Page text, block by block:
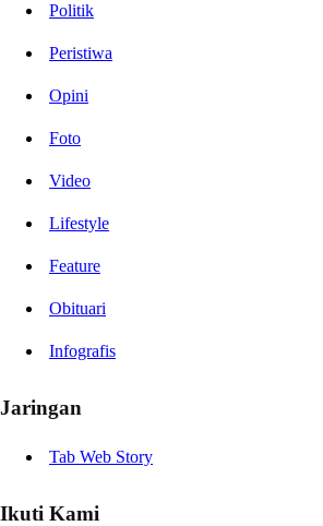
Politik
Peristiwa
Opini
Foto
Video
Lifestyle
Feature
Obituari
Infografis
Jaringan
Tab Web Story
Ikuti Kami